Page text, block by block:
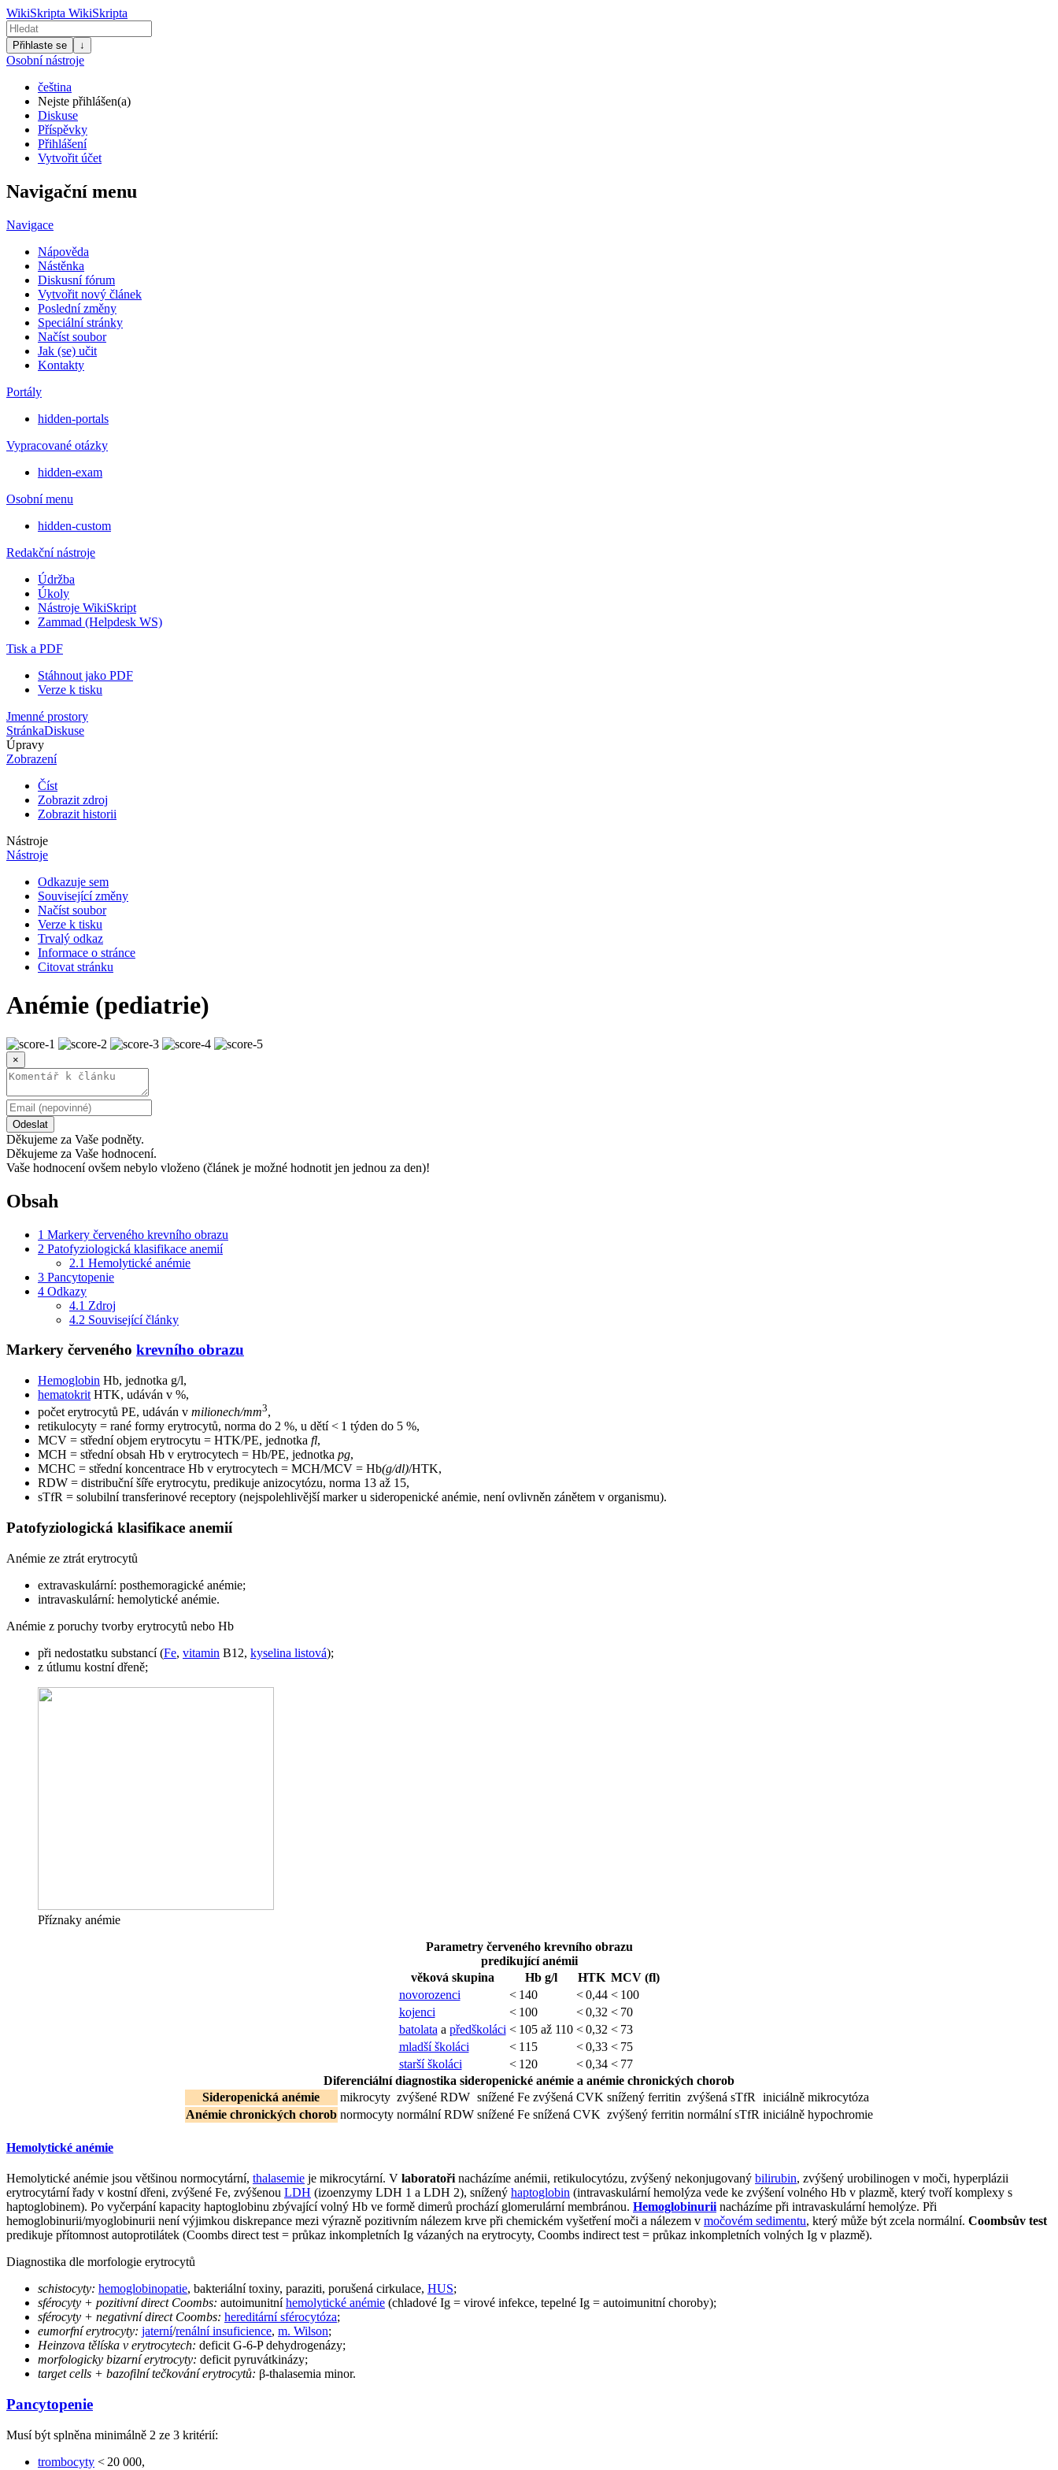
WikiSkripta WikiSkripta
Přihlaste se ↓
Osobní nástroje
čeština
Nejste přihlášen(a)
Diskuse
Příspěvky
Přihlášení
Vytvořit účet
Navigační menu
Navigace
Nápověda
Nástěnka
Diskusní fórum
Vytvořit nový článek
Poslední změny
Speciální stránky
Načíst soubor
Jak (se) učit
Kontakty
Portály
hidden-portals
Vypracované otázky
hidden-exam
Osobní menu
hidden-custom
Redakční nástroje
Údržba
Úkoly
Nástroje WikiSkript
Zammad (Helpdesk WS)
Tisk a PDF
Stáhnout jako PDF
Verze k tisku
Jmenné prostory
StránkaDiskuse
Úpravy
Zobrazení
Číst
Zobrazit zdroj
Zobrazit historii
Nástroje
Nástroje
Odkazuje sem
Související změny
Načíst soubor
Verze k tisku
Trvalý odkaz
Informace o stránce
Citovat stránku
Anémie (pediatrie)
×
Odeslat
Děkujeme za Vaše podněty.
Děkujeme za Vaše hodnocení.
Vaše hodnocení ovšem nebylo vloženo (článek je možné hodnotit jen jednou za den)!
Obsah
1 Markery červeného krevního obrazu
2 Patofyziologická klasifikace anemií
2.1 Hemolytické anémie
3 Pancytopenie
4 Odkazy
4.1 Zdroj
4.2 Související články
Markery červeného krevního obrazu
Hemoglobin Hb, jednotka g/l,
hematokrit HTK, udáván v %,
počet erytrocytů PE, udáván v milionech/mm3,
retikulocyty = rané formy erytrocytů, norma do 2 %, u dětí < 1 týden do 5 %,
MCV = střední objem erytrocytu = HTK/PE, jednotka fl,
MCH = střední obsah Hb v erytrocytech = Hb/PE, jednotka pg,
MCHC = střední koncentrace Hb v erytrocytech = MCH/MCV = Hb(g/dl)/HTK,
RDW = distribuční šíře erytrocytu, predikuje anizocytózu, norma 13 až 15,
sTfR = solubilní transferinové receptory (nejspolehlivější marker u sideropenické anémie, není ovlivněn zánětem v organismu).
Patofyziologická klasifikace anemií
Anémie ze ztrát erytrocytů
extravaskulární: posthemoragické anémie;
intravaskulární: hemolytické anémie.
Anémie z poruchy tvorby erytrocytů nebo Hb
při nedostatku substancí (Fe, vitamin B12, kyselina listová);
z útlumu kostní dřeně;
Příznaky anémie
Parametry červeného krevního obrazu
predikující anémii
věková skupina
Hb g/l HTK MCV (fl)
novorozenci
< 140 < 0,44 < 100
kojenci
< 100 < 0,32 < 70
batolata a předškoláci < 105 až 110 < 0,32 < 73
mladší školáci
< 115 < 0,33 < 75
starší školáci
< 120 < 0,34 < 77
Diferenciální diagnostika sideropenické anémie a anémie chronických chorob
Sideropenická anémie
mikrocyty zvýšené RDW snížené Fe zvýšená CVK snížený ferritin zvýšená sTfR
iniciálně mikrocytóza
Anémie chronických chorob normocyty normální RDW snížené Fe snížená CVK zvýšený ferritin normální sTfR iniciálně hypochromie
Hemolytické anémie
Hemolytické anémie jsou většinou normocytární, thalasemie je mikrocytární. V laboratoři nacházíme anémii, retikulocytózu, zvýšený nekonjugovaný bilirubin, zvýšený urobilinogen v moči, hyperplázii
erytrocytární řady v kostní dřeni, zvýšené Fe, zvýšenou LDH (izoenzymy LDH 1 a LDH 2), snížený haptoglobin (intravaskulární hemolýza vede ke zvýšení volného Hb v plazmě, který tvoří komplexy s
haptoglobinem). Po vyčerpání kapacity haptoglobinu zbývající volný Hb ve formě dimerů prochází glomerulární membránou. Hemoglobinurii nacházíme při intravaskulární hemolýze. Při
hemoglobinurii/myoglobinurii není výjimkou diskrepance mezi výrazně pozitivním nálezem krve při chemickém vyšetření moči a nálezem v močovém sedimentu, který může být zcela normální. Coombsův test
predikuje přítomnost autoprotilátek (Coombs direct test = průkaz inkompletních Ig vázaných na erytrocyty, Coombs indirect test = průkaz inkompletních volných Ig v plazmě).
Diagnostika dle morfologie erytrocytů
schistocyty: hemoglobinopatie, bakteriální toxiny, paraziti, porušená cirkulace, HUS;
sférocyty + pozitivní direct Coombs: autoimunitníhemolytické anémie (chladové Ig = virové infekce, tepelné Ig = autoimunitní choroby);
sférocyty + negativní direct Coombs: hereditární sférocytóza;
eumorfní erytrocyty: jaterní/renální insuficience, m. Wilson;
Heinzova tělíska v erytrocytech: deficit G-6-P dehydrogenázy;
morfologicky bizarní erytrocyty: deficit pyruvátkinázy;
target cells + bazofilní tečkování erytrocytů: β-thalasemia minor.
Pancytopenie
Musí být splněna minimálně 2 ze 3 kritérií:
trombocyty < 20 000,